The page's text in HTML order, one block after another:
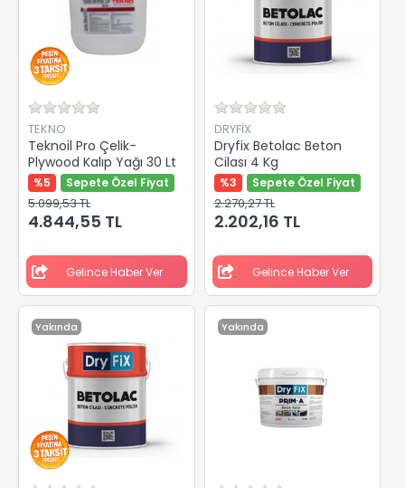
TEKNO
Teknoil Pro Çelik-
Plywood Kalıp Yağı 30 Lt
%5 Sepete Özel Fiyat
5.099,53 TL
4.844,55 TL
Gelince Haber Ver
DRYFİX
Dryfix Betolac Beton
Cilası 4 Kg
%3 Sepete Özel Fiyat
2.270,27 TL
2.202,16 TL
Gelince Haber Ver
Yakında Yakında